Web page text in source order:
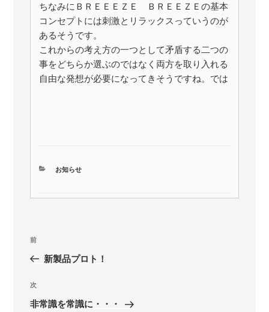
ちなみにＢＲＥＥＥＺＥ ＢＲＥＥＺＥの基本
コンセプトには刺激とリラックスっていうのが
あるそうです。
これからの考え方の一つとして矛盾する二つの
事をどちらか選ぶのではなく両方を取り入れる
自由な発想が必要になってきそうですね。では
カ
お知らせ
投
ナ
ビ
ゲ
前
の
稿
前
新製品プロト！
次
の
次
非常識を常識に・・・